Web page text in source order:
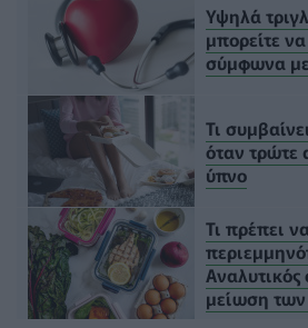
Υψηλά
μπορείτε
σύμφωνα
Τι
όταν τρώτε
ύπνο
Τι πρέπει
Αναλυτικός
μείωση